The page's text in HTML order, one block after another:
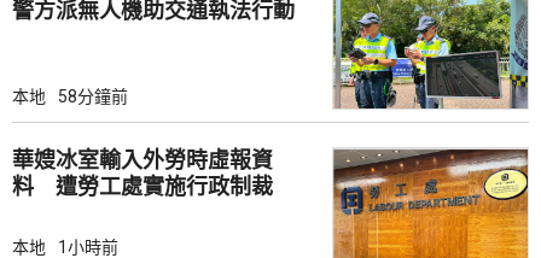
警方派無人機助交通執法行動
本地 58分鐘前
華嫂冰室輸入外勞時虛報資
料 遭勞工處實施行政制裁
本地 1小時前